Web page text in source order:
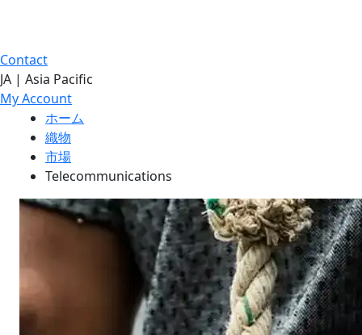
Contact
JA | Asia Pacific
My Account
ホーム
織物
市場
Telecommunications